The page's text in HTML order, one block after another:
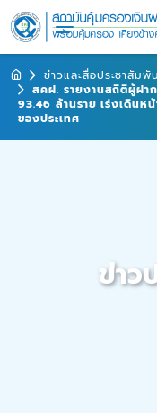
ข่าวและสื่อประชาสัมพั
สคฝ. รายงานสถิติผู้ฝา
93.46 ล้านราย เร่งเดินห
ของประเทศ
ข่าว